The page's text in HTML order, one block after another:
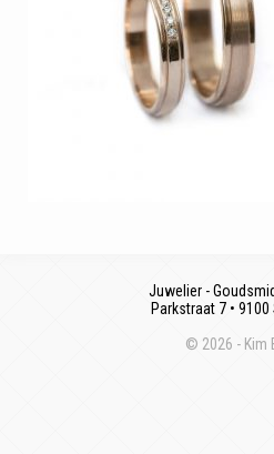
Juwelier -
Parkstraat 7 •
© 2026 - Kim